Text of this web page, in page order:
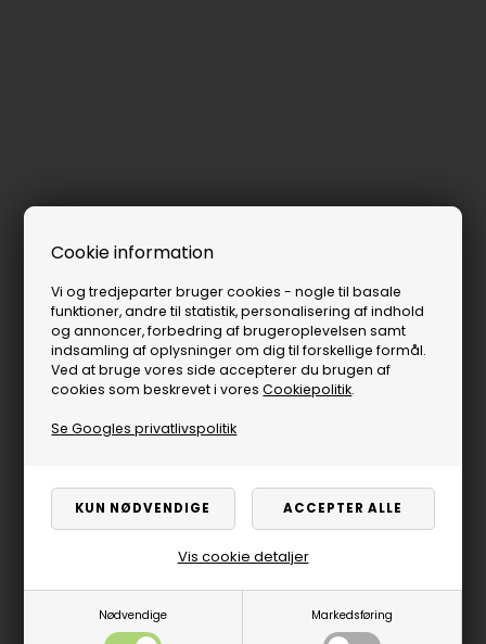
Cookie information
Vi og tredjeparter bruger cookies - nogle til basale
funktioner, andre til statistik, personalisering af indhold
og annoncer, forbedring af brugeroplevelsen samt
indsamling af oplysninger om dig til forskellige formål.
Ved at bruge vores side accepterer du brugen af
cookies som beskrevet i voresCookiepolitik.
Se Googles privatlivspolitik
Nødvendige Markedsføring
Vis cookie detaljer